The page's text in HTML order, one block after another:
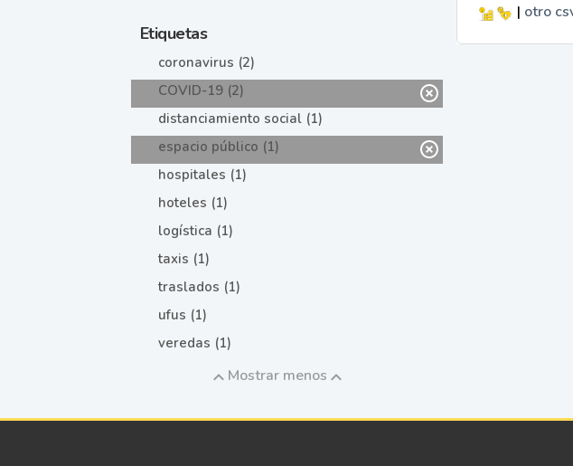
Etiquetas
coronavirus (2)
COVID-19 (2)
distanciamiento social (1)
espacio público (1)
hospitales (1)
hoteles (1)
logística (1)
taxis (1)
traslados (1)
ufus (1)
veredas (1)
Mostrar menos
| otro